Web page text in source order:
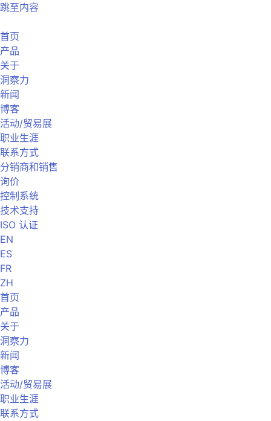
跳至内容
首页
产品
关于
洞察力
新闻
博客
活动/贸易展
职业生涯
联系方式
分销商和销售
询价
控制系统
技术支持
ISO 认证
EN
ES
FR
ZH
首页
产品
关于
洞察力
新闻
博客
活动/贸易展
职业生涯
联系方式